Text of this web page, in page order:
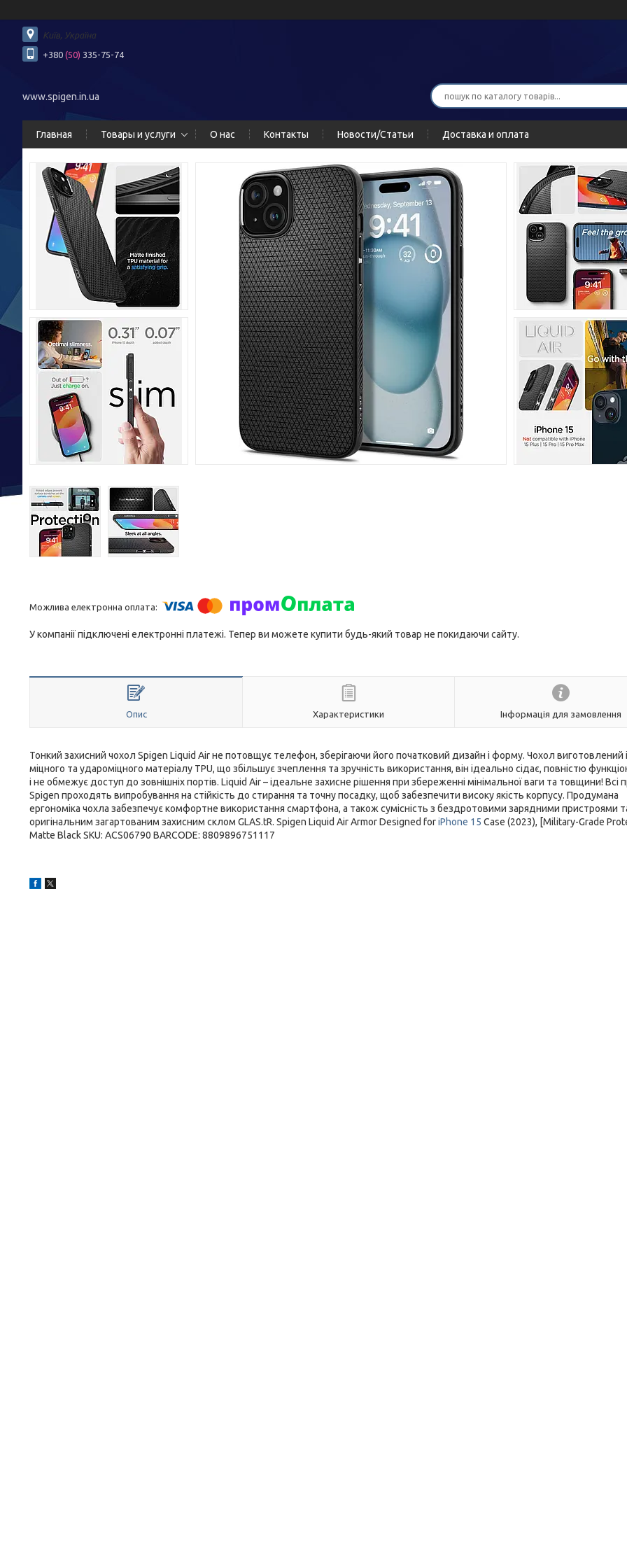
Київ, Україна
+380 (50) 335-75-74
www.spigen.in.ua
Главная Товары и услуги О нас Контакты Новости/Статьи Доставка и оплата
У компанії підключені електронні платежі. Тепер ви можете купити будь-який товар не покидаючи сайту.
Опис Характеристики Інформація для замовлення
Тонкий захисний чохол Spigen Liquid Air не потовщує телефон, зберігаючи його початковий дизайн і форму. Чохол виготовлений
міцного та удароміцного матеріалу TPU, що збільшує зчеплення та зручність використання, він ідеально сідає, повністю
і не обмежує доступ до зовнішніх портів. Liquid Air – ідеальне захисне рішення при збереженні мінімальної ваги та товщини! Всі
Spigen проходять випробування на стійкість до стирання та точну посадку, щоб забезпечити високу якість корпусу. Продумана
ергономіка чохла забезпечує комфортне використання смартфона, а також сумісність з бездротовими зарядними пристроями
оригінальним загартованим захисним склом GLAS.tR. Spigen Liquid Air Armor Designed foriPhone 15 Case (2023), [Military-Grade
Matte Black SKU: ACS06790 BARCODE: 8809896751117